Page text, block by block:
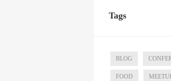
Tags
BLOG
FOOD